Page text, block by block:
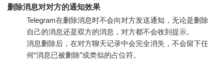
删除消息对对方的通知效果
Telegram在删除消息时不会向对方发送通知，无论是删除
自己的消息还是双方的消息，对方都不会收到提示。
消息删除后，在对方聊天记录中会完全消失，不会留下任
何“消息已被删除”或类似的占位符。